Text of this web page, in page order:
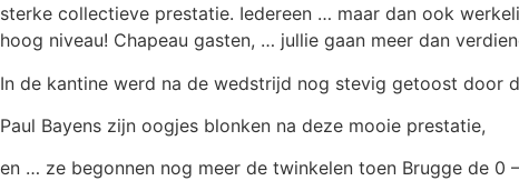
sterke collectieve prestatie. Iedereen … maar dan ook
hoog niveau! Chapeau gasten, … jullie gaan meer dan
In de kantine werd na de wedstrijd nog stevig getoost door
Paul Bayens zijn oogjes blonken na deze mooie prestatie,
en … ze begonnen nog meer de twinkelen toen Brugge de 0